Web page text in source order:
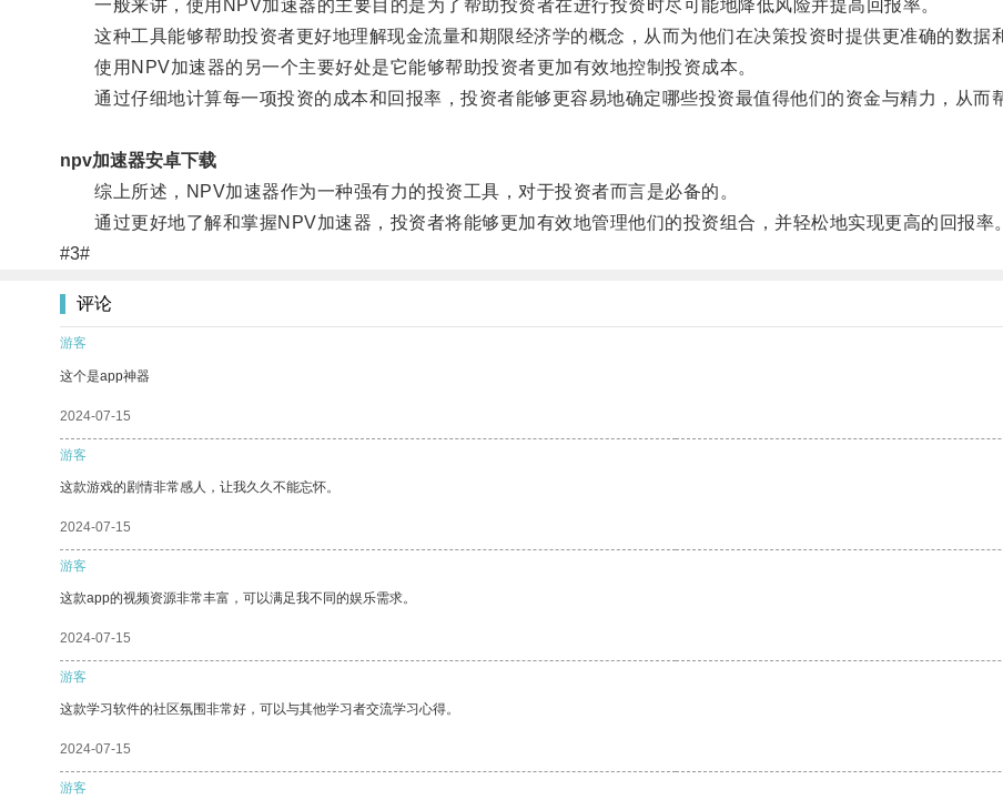
一般来讲，使用NPV加速器的主要目的是为了帮助投资者在进行投资时尽可能地降低风险并提高回报率。
这种工具能够帮助投资者更好地理解现金流量和期限经济学的概念，从而为他们在决策投资时提供更准确的数据
使用NPV加速器的另一个主要好处是它能够帮助投资者更加有效地控制投资成本。
通过仔细地计算每一项投资的成本和回报率，投资者能够更容易地确定哪些投资最值得他们的资金与精力，从而
npv加速器安卓下载
综上所述，NPV加速器作为一种强有力的投资工具，对于投资者而言是必备的。
通过更好地了解和掌握NPV加速器，投资者将能够更加有效地管理他们的投资组合，并轻松地实现更高的回报率。
#3#
评论
游客
这个是app神器
2024-07-15
游客
这款游戏的剧情非常感人，让我久久不能忘怀。
2024-07-15
游客
这款app的视频资源非常丰富，可以满足我不同的娱乐需求。
2024-07-15
游客
这款学习软件的社区氛围非常好，可以与其他学习者交流学习心得。
2024-07-15
游客